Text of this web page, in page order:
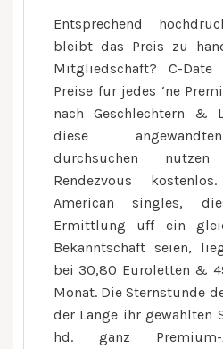
Entsprechend
bleibt das Preis zu
Mitgliedschaft? C-Date
Preise fur jedes ‘ne
nach Geschlechtern &
diese
durchsuchen
Rendezvous
American singles,
Ermittlung uff ein
Bekanntschaft seien,
bei 30,80 Euroletten &
Monat. Die Sternstunde
der Lange ihr gewahlten
hd. ganz